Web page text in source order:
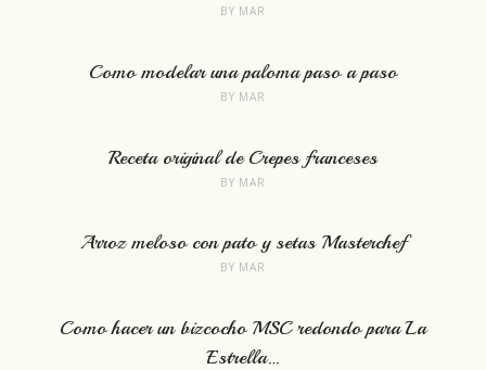
BY MAR
Como modelar una paloma paso a paso
BY MAR
Receta original de Crepes franceses
BY MAR
Arroz meloso con pato y setas Masterchef
BY MAR
Como hacer un bizcocho MSC redondo para La
Estrella…